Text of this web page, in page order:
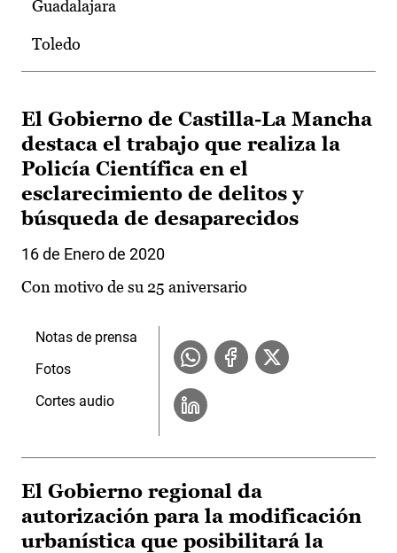
Guadalajara
Toledo
El Gobierno de Castilla-La Mancha
destaca el trabajo que realiza la
Policía Científica en el
esclarecimiento de delitos y
búsqueda de desaparecidos
16 de Enero de 2020
Con motivo de su 25 aniversario
Notas de prensa
Fotos
Cortes audio
El Gobierno regional da
autorización para la modificación
urbanística que posibilitará la